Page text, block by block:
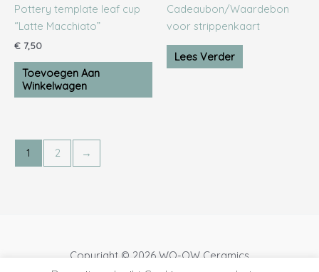
Pottery template leaf cup
“Latte Macchiato”
€ 7,50
Toevoegen Aan
Winkelwagen
Cadeaubon/Waardebon
voor strippenkaart
Lees Verder
1 2 →
Copyright © 2026 WO-OW Ceramics